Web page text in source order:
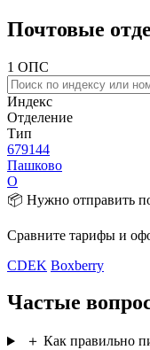
Почтовые
1 ОПС
Индекс
Отделение
Тип
679144
Пашково
О
📦 Нужно отправить
Сравните тарифы и
CDEK Boxberry
Частые
＋ Как правильно